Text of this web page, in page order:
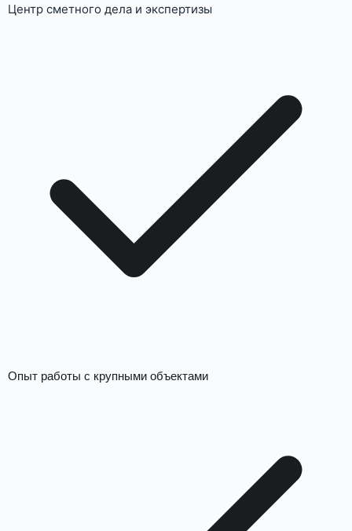
Центр сметного дела и экспертизы
Опыт работы с крупными объектами